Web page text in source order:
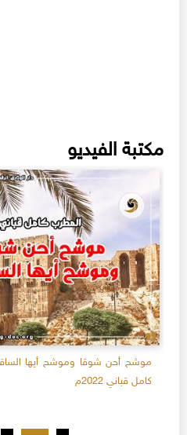
مكتبة الفيديو
موشح أحن شوقا وموشح أيها
كامل قباني 2022م